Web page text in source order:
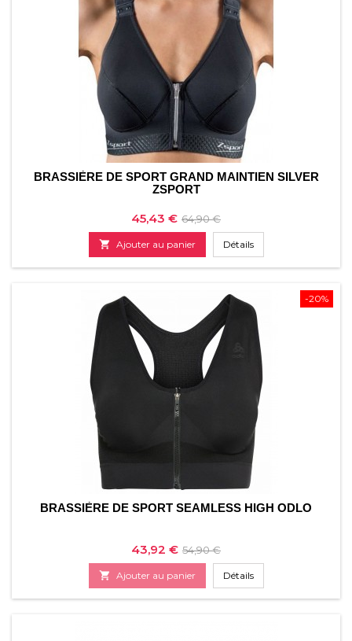
BRASSIÈRE DE SPORT GRAND MAINTIEN SILVER
ZSPORT
Prix
45,43 € Prix
de
base
64,90 €
 Ajouter au panier Détails
-20%
BRASSIÈRE DE SPORT SEAMLESS HIGH ODLO
Prix
43,92 € Prix
de
base
54,90 €
 Ajouter au panier Détails